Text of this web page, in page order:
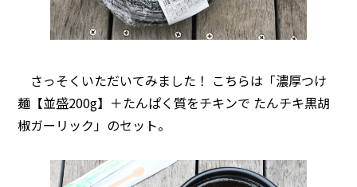
さっそくいただいてみました！ こちらは「濃厚つけ
麺【並盛200g】＋たんぱく質をチキンで たんチキ黒胡
椒ガーリック」のセット。